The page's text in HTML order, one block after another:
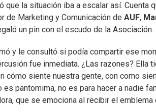
que la situación iba a escalar así. Cuenta
de Marketing y Comunicación de AUF,
un pin con el escudo de la Asociación.
y le consultó si podía compartir ese
fue inmediata. ¿Las razones? Ella
cómo siente nuestra gente, con como
es pantomima, no es para hacer a nadie
que se emociona al recibir el emblema